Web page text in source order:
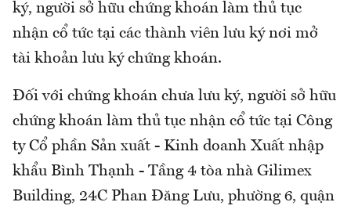
ký, người sở hữu chứng khoán làm thủ tục
nhận cổ tức tại các thành viên lưu ký nơi mở
tài khoản lưu ký chứng khoán.
Đối với chứng khoán chưa lưu ký, người sở hữu
chứng khoán làm thủ tục nhận cổ tức tại Công
ty Cổ phần Sản xuất - Kinh doanh Xuất nhập
khẩu Bình Thạnh - Tầng 4 tòa nhà Gilimex
Building, 24C Phan Đăng Lưu, phường 6, quận